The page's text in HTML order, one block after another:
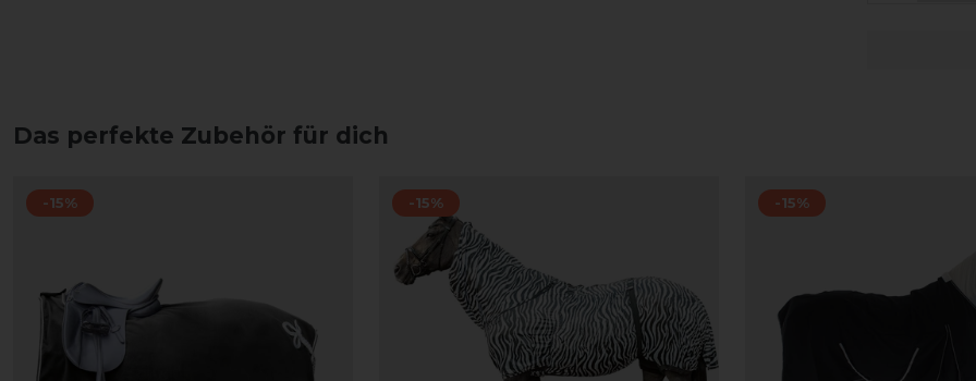
Das perfekte Zubehör für dich
-15% -15% -15%